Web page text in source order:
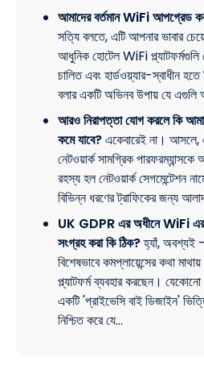
আমাদের বর্তমান WiFi আপগ্রেড
সত্যি বলতে, এটি আপনার ভাবার
আধুনিক হোটেল WiFi প্ল্যাটফর্মগুলি
চালিত এবং হার্ডওয়্যার-স্বাধীন
বলার একটি অভিনব উপায় যে এগুলি
আরও নিরাপত্তা যোগ করলে কি
কমে যাবে?একেবারেই না। আসলে,
নেটওয়ার্ক সামগ্রিক
রহস্য হল নেটওয়ার্ক সেগমেন্টেশন
বিভিন্ন ধরণের ট্রাফিকের জন্য
UK GDPR এর অধীনে WiFi এর
সংগ্রহ করা কি ঠিক?হ্যাঁ, অবশ্যই
বিশেষভাবে কমপ্লায়েন্সের কথা
প্ল্যাটফর্ম ব্যবহার করছেন।
একটি 'প্রাইভেসি বাই ডিজাইন'
নিশ্চিত করে যে…